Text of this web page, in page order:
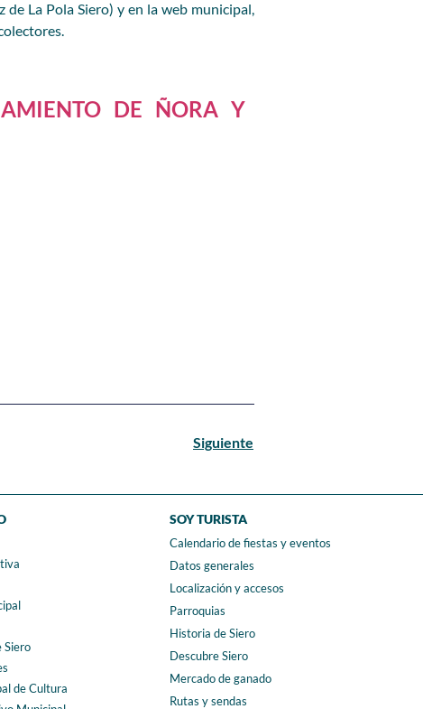
La Pola Siero) y en la web municipal,
DE ÑORA Y
Siguiente
Siero
de Cultura
SOY TURISTA
Calendario de fiestas y eventos
Datos generales
Localización y accesos
Parroquias
Historia de Siero
Descubre Siero
Mercado de ganado
Rutas y sendas